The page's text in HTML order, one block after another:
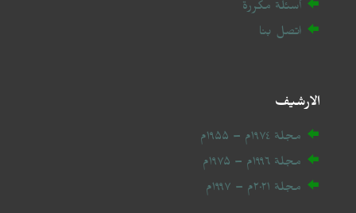
أسئلة مكررة
اتصل بنا
الارشيف
مجلة ۱۹۷٤م – ۱۹۵۵م
مجلة ۱۹۹٦م – ۱۹۷۵م
مجلة ۲۰ ۲۱ م – ۱۹۹۷م